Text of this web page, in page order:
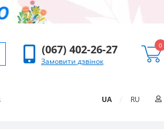
(067) 402-26-27
Замовити дзвінок
0
UA / RU